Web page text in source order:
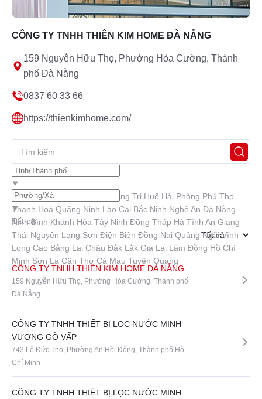
Tất cả Hà Nội Quảng Trị Huế Hải Phòng Phú Thọ
Thanh Hoá Quảng Ninh Lào Cai Bắc Ninh Nghệ An Đà Nẵng
Ninh Bình Khánh Hòa Tây Ninh Đồng Tháp Hà Tĩnh An Giang
Thái Nguyên Lạng Sơn Điện Biên Đồng Nai Quảng Ngãi Vĩnh
Long Cao Bằng Lai Châu Đắk Lắk Gia Lai Lâm Đồng Hồ Chí
Minh Sơn La Cần Thơ Cà Mau Tuyên Quang
Tất cả
CÔNG TY TNHH THIÊN KIM HOME ĐÀ NẴNG
159 Nguyễn Hữu Thọ, Phường Hòa Cường, Thành phố
Đà Nẵng
CÔNG TY TNHH THIẾT BỊ LỌC NƯỚC MINH
VƯƠNG GÒ VẤP
743 Lê Đức Thọ, Phường An Hội Đông, Thành phố Hồ
Chí Minh
CÔNG TY TNHH THIẾT BỊ LỌC NƯỚC MINH
CÔNG TY TNHH THIÊN KIM HOME ĐÀ NẴNG
159 Nguyễn Hữu Thọ, Phường Hòa Cường, Thành
phố Đà Nẵng
0837 60 33 66
https://thienkimhome.com/